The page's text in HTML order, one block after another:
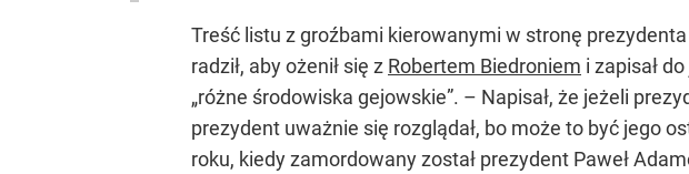
Treść listu z groźbami kierowanymi w stronę
radził, aby ożenił się z Robertem Biedroniem i zapisał
„różne środowiska gejowskie”. – Napisał, że jeżeli
prezydent uważnie się rozglądał, bo może to być jego
roku, kiedy zamordowany został prezydent Paweł